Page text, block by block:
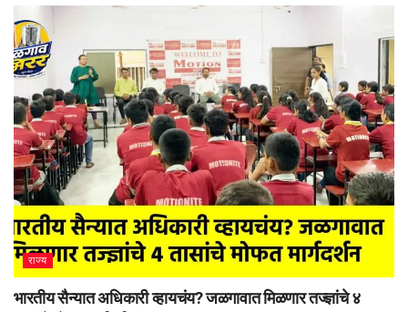
राज्य
भारतीय सैन्यात अधिकारी व्हायचंय? जळगावात मिळणार तज्ज्ञांचे ४